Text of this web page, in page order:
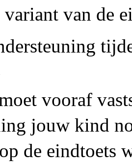
variant van de
vooraf
jouw kind
de eindtoets